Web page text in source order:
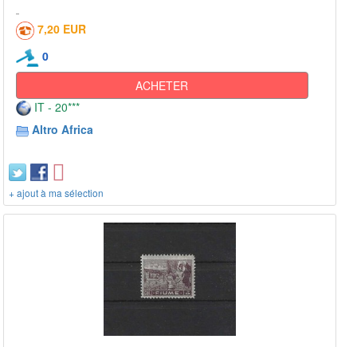
7,20 EUR
0
ACHETER
IT - 20***
Altro Africa
+ ajout à ma sélection